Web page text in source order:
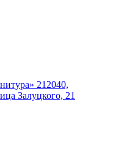
212040,
Залуцкого, 21